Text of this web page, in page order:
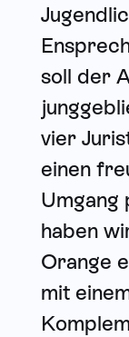
soll der
vier
einen
Umgang
haben
Orange
mit